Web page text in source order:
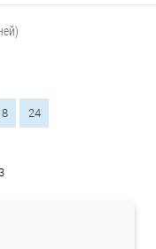
24